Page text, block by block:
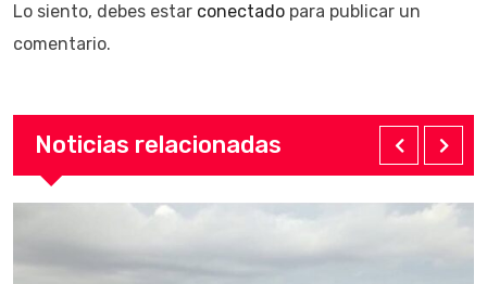
Lo siento, debes estar conectado para publicar un
comentario.
Noticias relacionadas